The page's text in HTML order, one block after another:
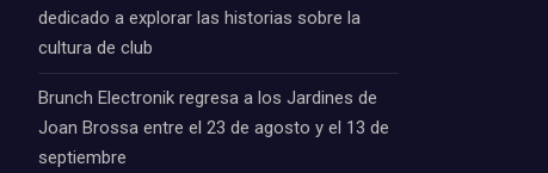
dedicado a explorar las historias sobre la
cultura de club
Brunch Electronik regresa a los Jardines de
Joan Brossa entre el 23 de agosto y el 13 de
septiembre